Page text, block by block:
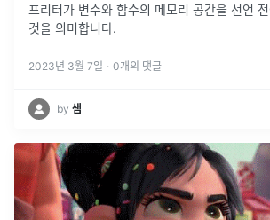
프리터가 변수와 함수의 메모리 공간을 선언
것을 의미합니다.
2023년 3월 7일 · 0개의 댓글
by 샘